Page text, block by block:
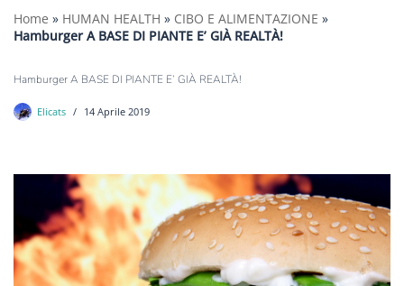
Home » HUMAN HEALTH » CIBO E ALIMENTAZIONE »
Hamburger A BASE DI PIANTE E’ GIÀ REALTÀ!
Hamburger A BASE DI PIANTE E’ GIÀ REALTÀ!
Elicats 14 Aprile 2019